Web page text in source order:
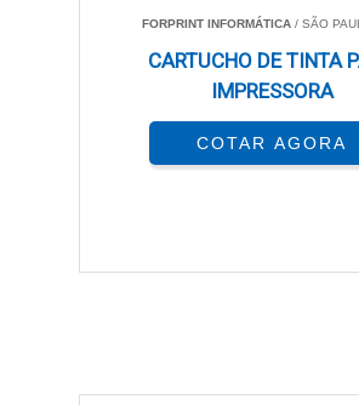
FORPRINT INFORMÁTICA / SÃO
CARTUCHO DE TINTA
IMPRESSORA
COTAR AGORA